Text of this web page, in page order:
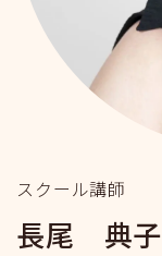
スクール講師
長尾 典子